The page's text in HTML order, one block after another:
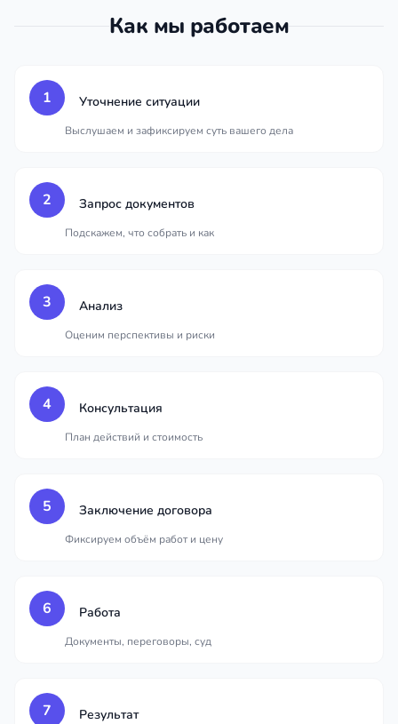
Как мы работаем
1 Уточнение ситуации
Выслушаем и зафиксируем суть вашего дела
2 Запрос документов
Подскажем, что собрать и как
3 Анализ
Оценим перспективы и риски
4 Консультация
План действий и стоимость
5 Заключение договора
Фиксируем объём работ и цену
6 Работа
Документы, переговоры, суд
7 Результат